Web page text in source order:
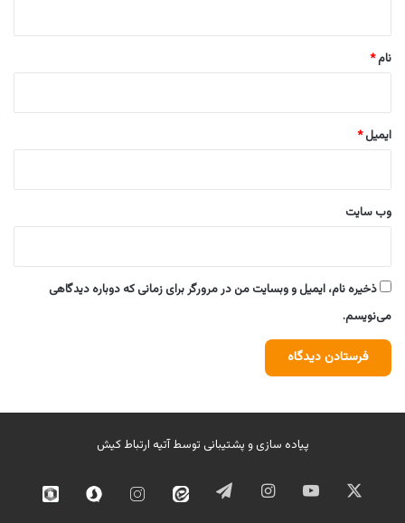
نام*
ایمیل*
وب‌ سایت
ذخیره نام، ایمیل و وبسایت من در مرورگر برای زمانی که دوباره دیدگاهی
می‌نویسم.
پیاده سازی و پشتیبانی توسطآتیه ارتباط کیش
ایکس یوتیوب اینستاگرامتلگرام ایتا اینستاگرامسروش